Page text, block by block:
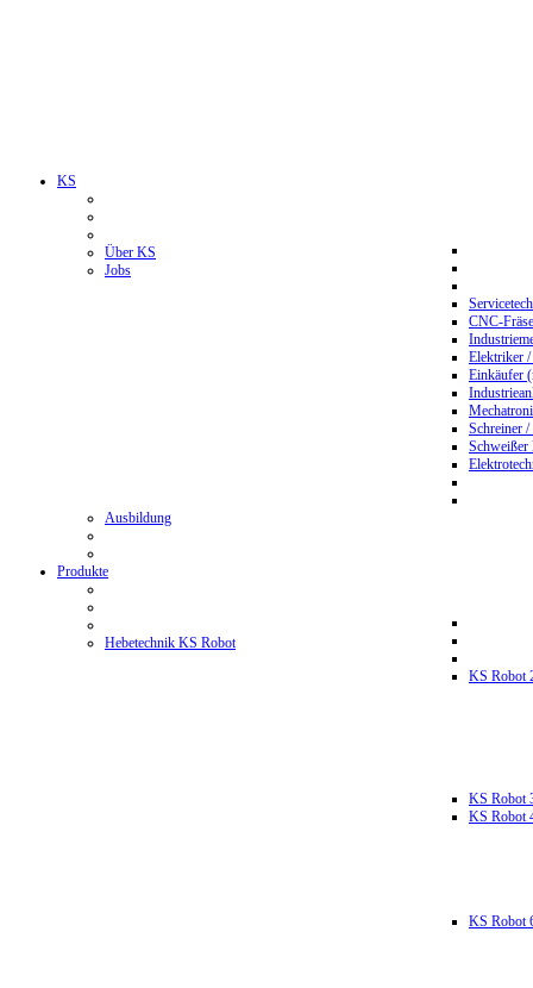
KS
Über KS
Jobs
CNC-
Elektriker
Einkäufer
Schreiner
Ausbildung
Produkte
Hebetechnik KS Robot
KS Robot
KS Robot
KS Robot
KS Robot